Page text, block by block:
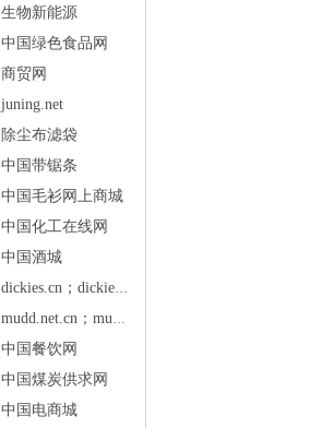
生物新能源
中国绿色食品网
商贸网
juning.net
除尘布滤袋
中国带锯条
中国毛衫网上商城
中国化工在线网
中国酒城
dickies.cn；dickies.cc
mudd.net.cn；mudd.cn
中国餐饮网
中国煤炭供求网
中国电商城